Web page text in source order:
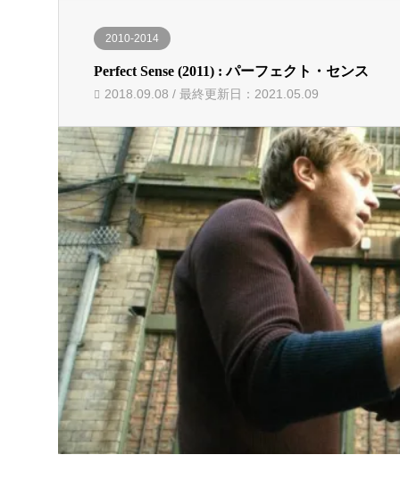
2010-2014
Perfect Sense (2011) : パーフェクト・センス
2018.09.08 / 最終更新日：2021.05.09